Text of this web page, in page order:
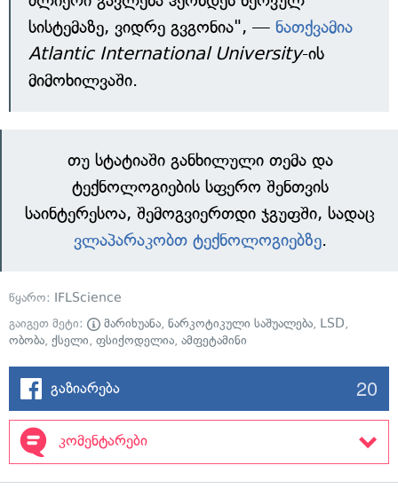
სისტემაზე, ვიდრე გვგონია", — ნათქვამია
Atlantic International University-ის
მიმოხილვაში.
თუ სტატიაში განხილული თემა და
ტექნოლოგიების სფერო შენთვის
საინტერესოა, შემოგვიერთდი ჯგუფში, სადაც
ვლაპარაკობთ ტექნოლოგიებზე.
წყარო: IFLScience
გაიგეთ მეტი:
მარიხუანა, ნარკოტიკული საშუალება, LSD,
ობობა, ქსელი, ფსიქოდელია, ამფეტამინი
გაზიარება 20
კომენტარები